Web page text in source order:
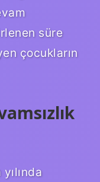
süre
çocukların